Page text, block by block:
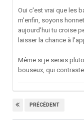
Oui c'est vrai que les
m'enfin, soyons
aujourd'hui tu croise
laisser la chance à
Même si je serais
bouseux, qui
PRÉCÉDENT